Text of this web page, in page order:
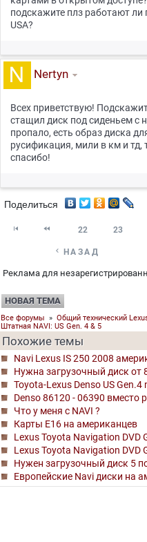
подскажите плз работают ли
USA?
Nertyn
Всех приветствую!
стащил диск под сиденьем с
пропало, есть образ диска
русификация, мили в км и тд,
спасибо!
Поделиться
  22 23
 НАЗАД
Реклама для
НОВАЯ ТЕМА
Все форумы » Общий технический
Штатная NAVI: US Gen. 4 & 5
Похожие темы
Navi Lexus IS 250 2008
Нужна загрузочный диск от
Toyota-Lexus Denso US Gen.4
Denso 86120 - 06390 вместо
Что у меня с NAVI ?
Карты Е16 на американцев
Lexus Toyota Navigation DVD
Lexus Toyota Navigation DVD
Нужен загрузочный диск 5
Европейские Navi диски на